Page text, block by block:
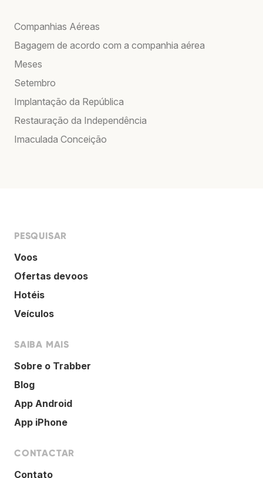
Companhias Aéreas
Bagagem de acordo com a companhia aérea
Meses
Setembro
Implantação da República
Restauração da Independência
Imaculada Conceição
PESQUISAR
Voos
Ofertas devoos
Hotéis
Veículos
SAIBA MAIS
Sobre o Trabber
Blog
App Android
App iPhone
CONTACTAR
Contato